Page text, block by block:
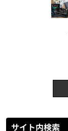
サイト内検索